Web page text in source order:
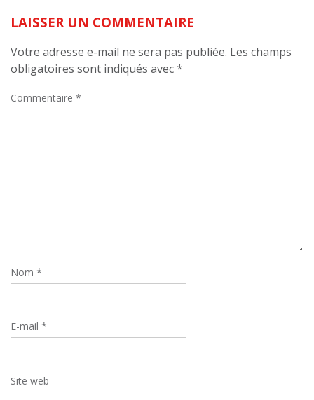
LAISSER UN COMMENTAIRE
Votre adresse e-mail ne sera pas publiée. Les champs
obligatoires sont indiqués avec*
Commentaire *
Nom *
E-mail *
Site web